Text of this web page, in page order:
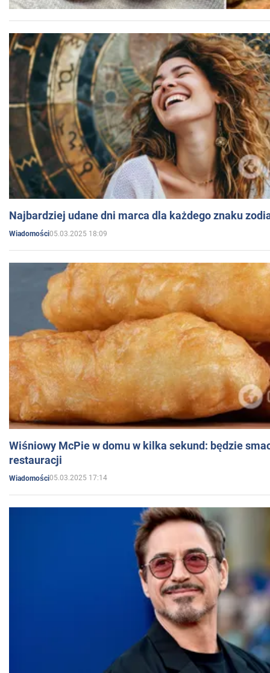
Najbardziej udane dni marca dla każdego znaku
Wiadomości05.03.2025 18:09
Wiśniowy McPie w domu w kilka sekund: będzie
restauracji
Wiadomości05.03.2025 17:14